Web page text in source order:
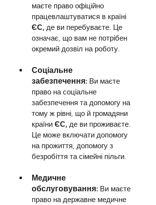
маєте право офіційно
працевлаштуватися в країні
ЄС, де ви перебуваєте. Це
означає, що вам не потрібен
окремий дозвіл на роботу.
Соціальне
забезпечення: Ви маєте
право на соціальне
забезпечення та допомогу на
тому ж рівні, що й громадяни
країни ЄС, де ви проживаєте.
Це може включати допомогу
на прожиття, допомогу з
безробіття та сімейні пільги.
Медичне
обслуговування: Ви маєте
право на державне медичне